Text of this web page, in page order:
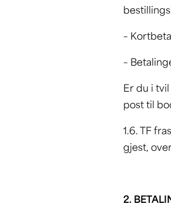
–
–
Er du i
post til
1.6. TF
gjest,
2.